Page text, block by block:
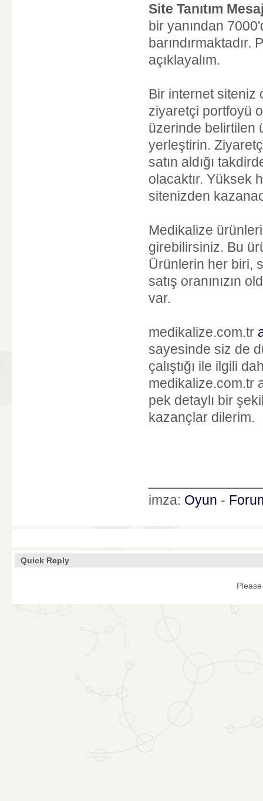
Site Tanıtım
bir yanından
açıklayalım.
Bir internet siteniz
ziyaretçi portfoyü
üzerinde belirtilen
yerleştirin.
satın aldığı
olacaktır. Yüksek
sitenizden
Medikalize
girebilirsiniz. Bu
Ürünlerin her biri,
satış oranınızın
var.
medikalize.com.tr
sayesinde siz de
çalıştığı ile ilgili
medikalize.com.tr
pek detaylı bir
kazançlar dilerim.
imza: Oyun -
Quick Reply